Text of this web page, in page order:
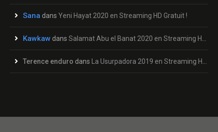
Sana dans Yeni Hayat 2020 en Streaming HD Gratuit !
Kawkaw dans Salamat Abu el Banat 2020 en Streaming HD Gratuit !
Terence enduro dans La Usurpadora 2019 en Streaming HD Gratuit !